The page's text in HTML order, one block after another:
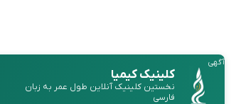
آگهی
کلینیک کیمیا
نخستین کلینیک آنلاین طول عمر به زبان
فارسی